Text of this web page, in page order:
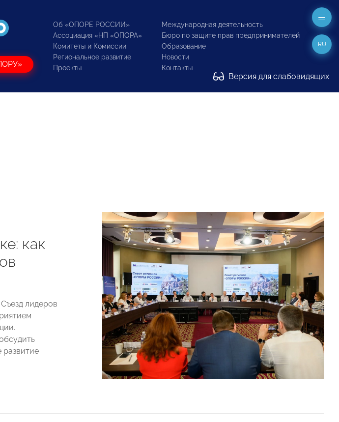
Об «ОПОРЕ РОССИИ»
Ассоциация «НП «ОПОРА»
Комитеты и Комиссии
Региональное развитие
Проекты
Международная деятельность
Бюро по защите прав предпринимателей
Образование
Новости
Контакты
Версия для слабовидящих
RU
как
лидеров
развитие